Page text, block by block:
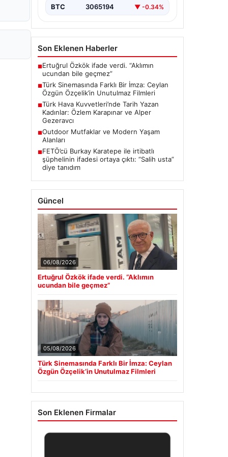
BTC 3065194 ▼ -0.34%
Son Eklenen Haberler
■Ertuğrul Özkök ifade verdi. “Aklımın
ucundan bile geçmez”
■Türk Sinemasında Farklı Bir İmza: Ceylan
Özgün Özçelik’in Unutulmaz Filmleri
■Türk Hava Kuvvetleri’nde Tarih Yazan
Kadınlar: Özlem Karapınar ve Alper
Gezeravcı
■Outdoor Mutfaklar ve Modern Yaşam
Alanları
■FETÖ’cü Burkay Karatepe ile irtibatlı
şüphelinin ifadesi ortaya çıktı: “Salih usta”
diye tanıdım
Güncel
06/08/2026
Ertuğrul Özkök ifade verdi. “Aklımın
ucundan bile geçmez”
05/08/2026
Türk Sinemasında Farklı Bir İmza: Ceylan
Özgün Özçelik’in Unutulmaz Filmleri
Son Eklenen Firmalar